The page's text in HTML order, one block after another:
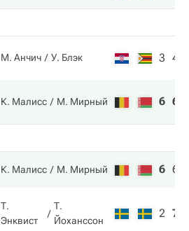
М. Анчич У. Блэк 3 4
К. Малисс М. Мирный 6 6
К. Малисс М. Мирный 6 6
Т.
Энквист
Т.
Йоханссон
2 7